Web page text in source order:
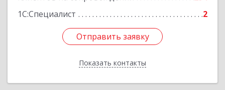
1С:Специалист
2
Отправить заявку
Показать контакты
Отправить заявку
Назад